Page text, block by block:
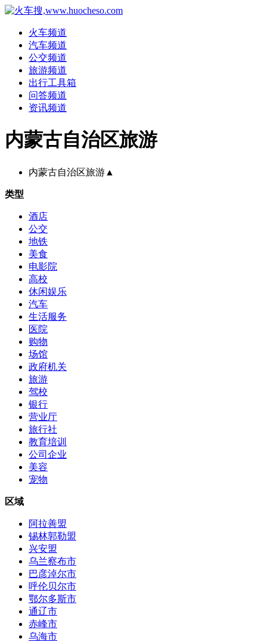
火车频道
汽车频道
公交频道
旅游频道
出行工具箱
问答频道
资讯频道
内蒙古自治区旅游
内蒙古自治区旅游 ▲
类型
酒店
公交
地铁
美食
电影院
高校
休闲娱乐
汽车
生活服务
医院
购物
场馆
政府机关
旅游
驾校
银行
营业厅
旅行社
教育培训
公司企业
美容
宠物
区域
阿拉善盟
锡林郭勒盟
兴安盟
乌兰察布市
巴彦淖尔市
呼伦贝尔市
鄂尔多斯市
通辽市
赤峰市
乌海市